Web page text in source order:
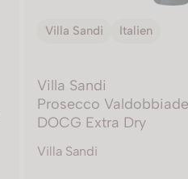
Villa Sandi Italien
Villa Sandi
Prosecco
DOCG Extra Dry
Villa Sandi